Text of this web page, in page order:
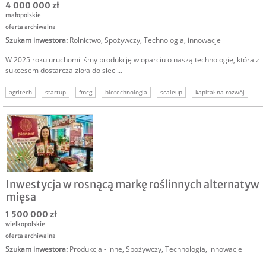
4 000 000 zł
małopolskie
oferta archiwalna
Szukam inwestora: Rolnictwo, Spożywczy, Technologia, innowacje
W 2025 roku uruchomiliśmy produkcję w oparciu o naszą technologię, która z
sukcesem dostarcza zioła do sieci...
agritech startup fmcg biotechnologia scaleup
kapitał na rozwój
szukamy kapitału
Inwestycja w rosnącą markę roślinnych alternatyw
mięsa
1 500 000 zł
wielkopolskie
oferta archiwalna
Szukam inwestora: Produkcja - inne, Spożywczy, Technologia, innowacje